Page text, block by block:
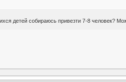
детей собираюсь привезти 7-8 человек?